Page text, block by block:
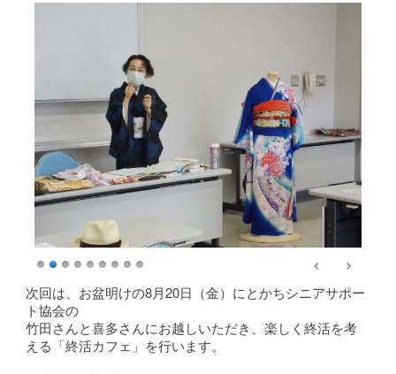
次回は、お盆明けの8月20日（金）にとかちシニアサポー
ト協会の
竹田さんと喜多さんにお越しいただき、楽しく終活を考